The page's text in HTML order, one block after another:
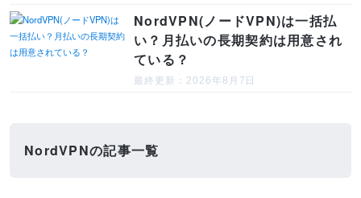
NordVPN(ノードVPN)は一括払
い？月払いの長期契約は用意され
ている？
最終更新：2026年8月7日
NordVPNの記事一覧